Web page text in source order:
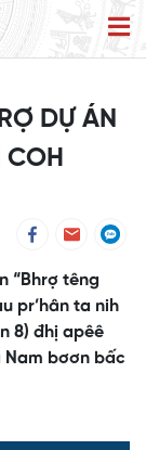
DỰ ÁN
COH
“Bhrợ têng
pr’hân ta nih
8) đhị apêê
Nam bơơn bấc